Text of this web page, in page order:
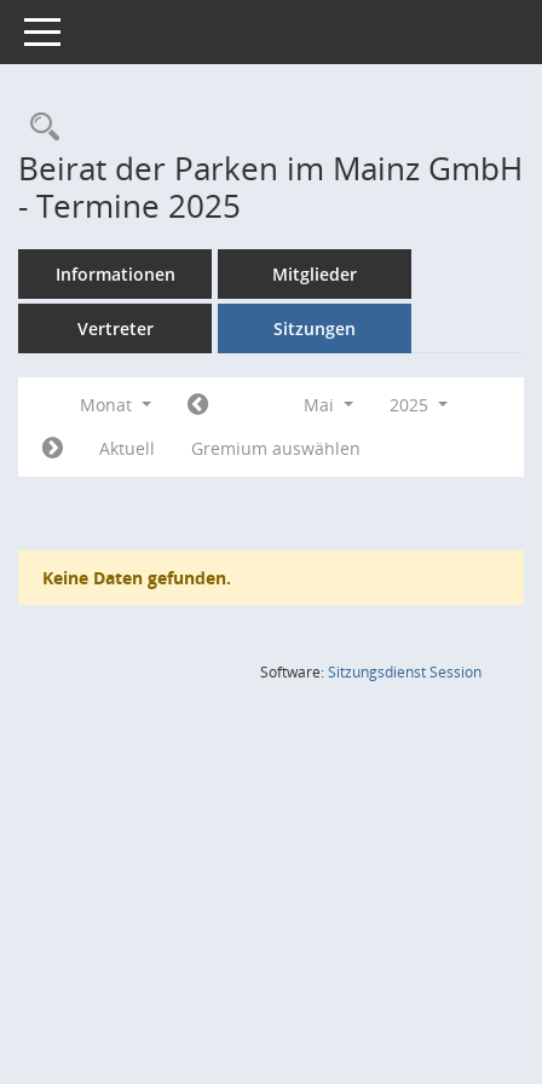
Toggle navigation
Rechercheauswahl
Beirat der Parken im Mainz GmbH
- Termine 2025
Informationen Mitglieder
Vertreter Sitzungen
Monat Mai
2025
Aktuell
Gremium auswählen
Keine Daten gefunden.
Software:SitzungsdienstSession(Wird in